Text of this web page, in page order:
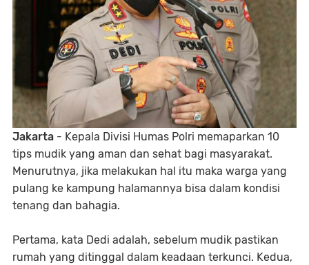
Jakarta - Kepala Divisi Humas Polri memaparkan 10
tips mudik yang aman dan sehat bagi masyarakat.
Menurutnya, jika melakukan hal itu maka warga yang
pulang ke kampung halamannya bisa dalam kondisi
tenang dan bahagia.
Pertama, kata Dedi adalah, sebelum mudik pastikan
rumah yang ditinggal dalam keadaan terkunci. Kedua,